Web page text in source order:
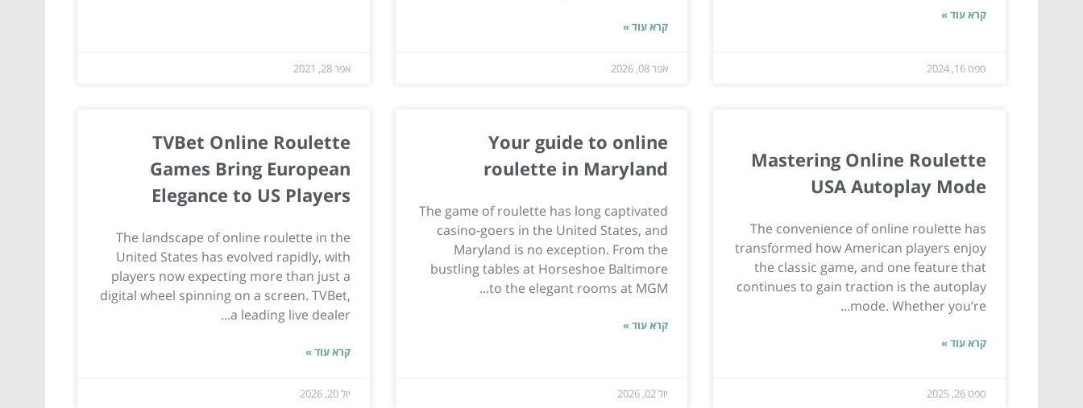
קרא עוד »
ספט 16, 2024
קרא עוד »
אפר 08, 2026 אפר 28, 2021
Mastering Online Roulette
USA Autoplay Mode
The convenience of online roulette has
transformed how American players enjoy
the classic game, and one feature that
continues to gain traction is the autoplay
mode. Whether you’re...
קרא עוד »
ספט 26, 2025
Your guide to online
roulette in Maryland
The game of roulette has long captivated
casino-goers in the United States, and
Maryland is no exception. From the
bustling tables at Horseshoe Baltimore
to the elegant rooms at MGM...
קרא עוד »
יול 02, 2026
TVBet Online Roulette
Games Bring European
Elegance to US Players
The landscape of online roulette in the
United States has evolved rapidly, with
players now expecting more than just a
digital wheel spinning on a screen. TVBet,
a leading live dealer...
קרא עוד »
יול 20, 2026